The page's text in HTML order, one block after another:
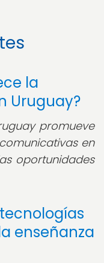
la
Uruguay?
promueve
en
oportunidades
enseñanza